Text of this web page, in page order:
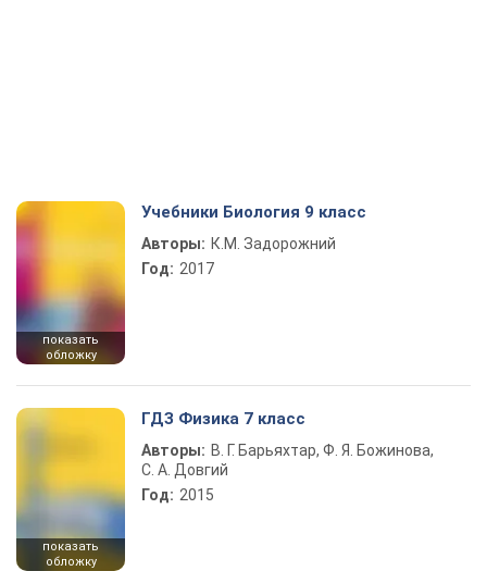
показать
обложку
Учебники Биология 9 класс
Авторы: К.М. Задорожний
Год: 2017
показать
обложку
ГДЗ Физика 7 класс
Авторы: В. Г. Барьяхтар, Ф. Я. Божинова,
С. А. Довгий
Год: 2015